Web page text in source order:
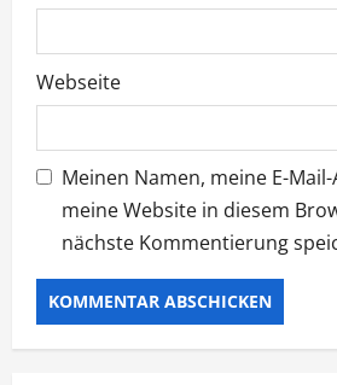
Webseite
Meinen Namen, meine E-
meine Website in diesem
nächste Kommentierung